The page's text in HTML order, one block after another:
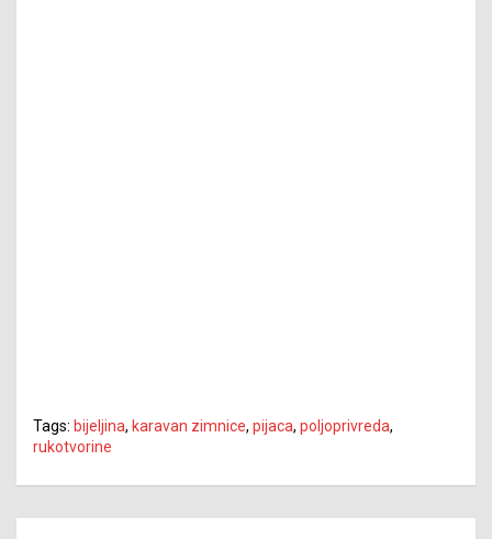
Tags: bijeljina, karavan zimnice, pijaca, poljoprivreda,
rukotvorine